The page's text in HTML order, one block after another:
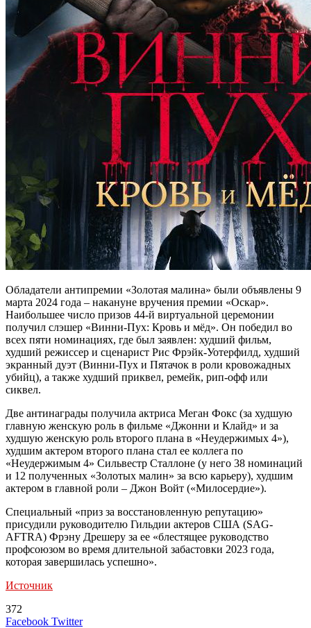
Обладатели антипремии «Золотая малина» были объявлены 9
марта 2024 года – накануне вручения премии «Оскар».
Наибольшее число призов 44-й виртуальной церемонии
получил слэшер «Винни-Пух: Кровь и мёд». Он победил во
всех пяти номинациях, где был заявлен: худший фильм,
худший режиссер и сценарист Рис Фрэйк-Уотерфилд, худший
экранный дуэт (Винни-Пух и Пятачок в роли кровожадных
убийц), а также худший приквел, ремейк, рип-офф или
сиквел.
Две антинаграды получила актриса Меган Фокс (за худшую
главную женскую роль в фильме «Джонни и Клайд» и за
худшую женскую роль второго плана в «Неудержимых 4»),
худшим актером второго плана стал ее коллега по
«Неудержимым 4» Сильвестр Сталлоне (у него 38 номинаций
и 12 полученных «Золотых малин» за всю карьеру), худшим
актером в главной роли – Джон Войт («Милосердие»).
Специальный «приз за восстановленную репутацию»
присудили руководителю Гильдии актеров США (SAG-
AFTRA) Фрэну Дрешеру за ее «блестящее руководство
профсоюзом во время длительной забастовки 2023 года,
которая завершилась успешно».
Источник
372
Facebook TwitterLinkedIn
Tumblr
Reddit
Вконтакте
Одноклассники
Skype
Messenger
Messenger
WhatsApp
Telegram
Viber
Line
Поделиться
Печатать